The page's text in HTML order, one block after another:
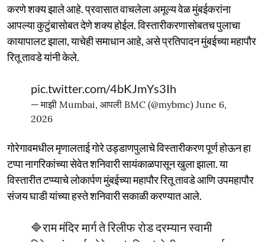
करणे शक्य झाले आहे. प्रवासात वाचलेला अमूल्य वेळ मुंबईकरांना
आपल्या कुटुंबासोबत देणे शक्य होईल. विस्तारीकरणासोबतच पुलाचा
कायापालट झाला, याचेही समाधान आहे, असे प्रतिपादन मुंबईच्या महापौर
रितू तावडे यांनी केले.
pic.twitter.com/4bKJmYs3Ih
— माझी Mumbai, आपली BMC (@mybmc) June 6,
2026
गोरेगावमधील मृणालताई गोरे उड्डाणपुलाचे विस्तारीकरण पूर्ण होऊन हा
टप्पा नागरिकांच्या सेवेत शनिवारी सायंकाळपासून खुला झाला. या
विस्‍तारीत टप्प्याचे लोकार्पण मुंबईच्या महापौर रितू तावडे आणि उपमहापौर
संजय घाडी यांच्‍या हस्‍ते शनिवारी सकाळी करण्‍यात आले.
🔷राम मंदिर मार्ग ते रिलीफ रोड दरम्यान स्‍वामी